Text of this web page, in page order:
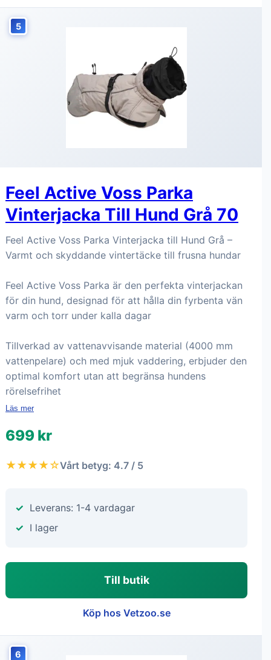
5
Feel Active Voss Parka
Vinterjacka Till Hund Grå 70
Feel Active Voss Parka Vinterjacka till Hund Grå –
Varmt och skyddande vintertäcke till frusna hundar
Feel Active Voss Parka är den perfekta vinterjackan
för din hund, designad för att hålla din fyrbenta vän
varm och torr under kalla dagar
Tillverkad av vattenavvisande material (4000 mm
vattenpelare) och med mjuk vaddering, erbjuder den
optimal komfort utan att begränsa hundens
rörelsefrihet
Läs mer
699 kr
★★★★☆Vårt betyg: 4.7 / 5
Leverans: 1-4 vardagar
I lager
Till butik
Köp hos Vetzoo.se
6